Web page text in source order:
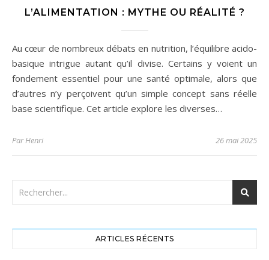
L’ALIMENTATION : MYTHE OU RÉALITÉ ?
Au cœur de nombreux débats en nutrition, l’équilibre acido-
basique intrigue autant qu’il divise. Certains y voient un
fondement essentiel pour une santé optimale, alors que
d’autres n’y perçoivent qu’un simple concept sans réelle
base scientifique. Cet article explore les diverses…
ParHenri 26 mai 2025
ARTICLES RÉCENTS